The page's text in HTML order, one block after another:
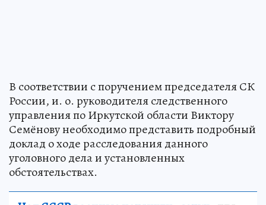
В соответствии с поручением председателя СК
России, и. о. руководителя следственного
управления по Иркутской области Виктору
Семёнову необходимо представить подробный
доклад о ходе расследования данного
уголовного дела и установленных
обстоятельствах.